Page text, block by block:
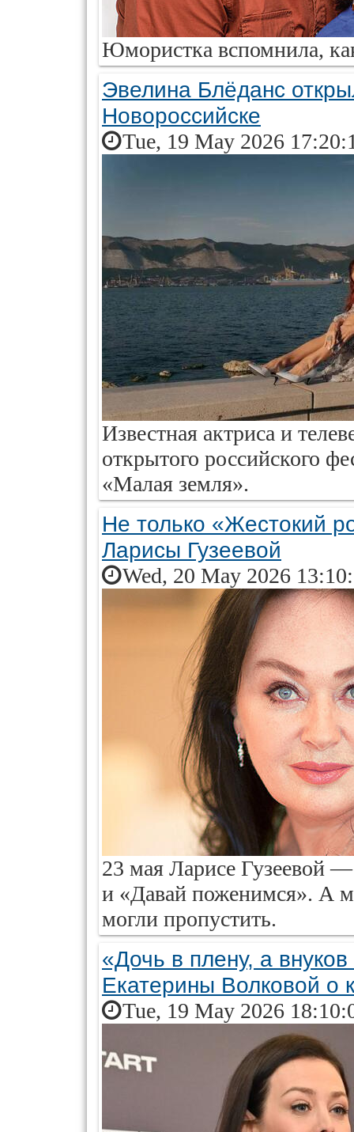
Юмористка вспомнила,
Эвелина Блёданс
Новороссийске
Tue, 19 May 2026
Известная актриса и
открытого российского
«Малая земля».
Не только «Жестокий
Ларисы Гузеевой
Wed, 20 May 2026
23 мая Ларисе Гузеевой
и «Давай поженимся». А
могли пропустить.
«Дочь в плену, а
Екатерины Волковой о
Tue, 19 May 2026